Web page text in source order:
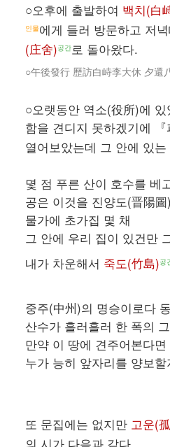
○오후에 출발하여 백치(白
인물에게 들러 방문하고 저
(庄舍)공간 로 돌아왔다.
○午後發行 歷訪白峙李大休 夕還
○오랫동안 역소(役所)에
함을 견디지 못하겠기에
열어보았는데 그 안에 있
몇 점 푸른 산이 호수를 베
공은 이것을 진양도(晋陽
물가에 초가집 몇 채
그 안에 우리 집이 있건만
내가 차운해서 죽도(竹島)공
중주(中州)의 명승이로다
산수가 흘러흘러 한 폭의
만약 이 땅에 견주어본다
누가 능히 앞자리를 양보할
또 문집에는 없지만 고운(
의 시가 다음과 같다.